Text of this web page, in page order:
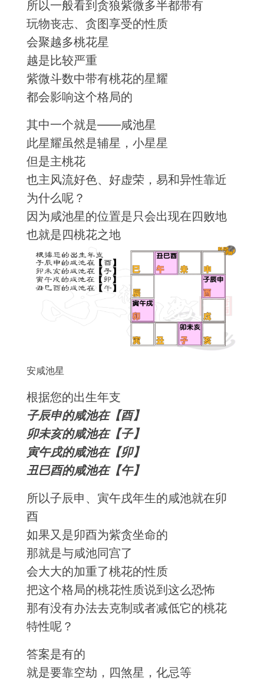
所以一般看到贪狼紫微多半都带有
玩物丧志、贪图享受的性质
会聚越多桃花星
越是比较严重
紫微斗数中带有桃花的星耀
都会影响这个格局的
其中一个就是——咸池星
此星耀虽然是辅星，小星星
但是主桃花
也主风流好色、好虚荣，易和异性靠近
为什么呢？
因为咸池星的位置是只会出现在四败地
也就是四桃花之地
安咸池星
根据您的出生年支
子辰申的咸池在【酉】
卯未亥的咸池在【子】
寅午戌的咸池在【卯】
丑巳酉的咸池在【午】
所以子辰申、寅午戌年生的咸池就在卯
酉
如果又是卯酉为紫贪坐命的
那就是与咸池同宫了
会大大的加重了桃花的性质
把这个格局的桃花性质说到这么恐怖
那有没有办法去克制或者减低它的桃花
特性呢？
答案是有的
就是要靠空劫，四煞星，化忌等